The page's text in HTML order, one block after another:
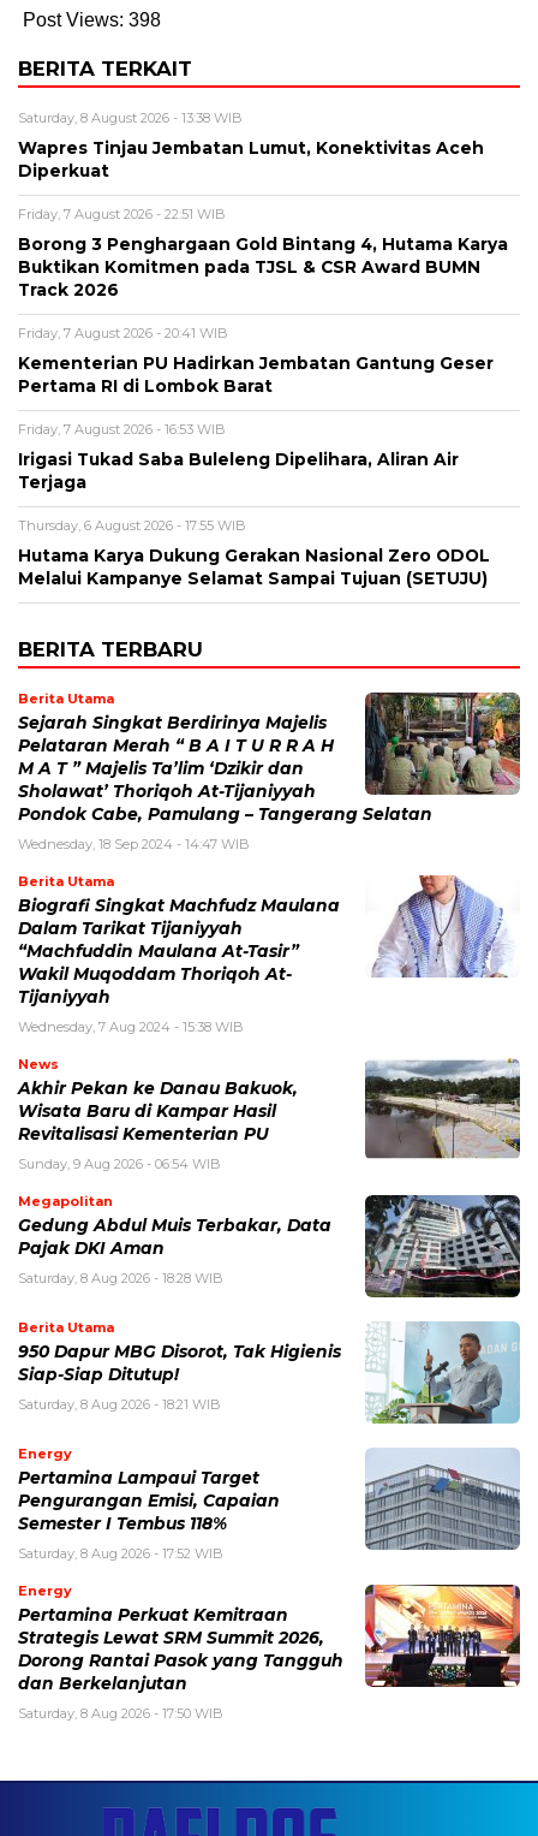
Post Views: 398
BERITA TERKAIT
Saturday, 8 August 2026 - 13:38 WIB
Wapres Tinjau Jembatan Lumut, Konektivitas Aceh
Diperkuat
Friday, 7 August 2026 - 22:51 WIB
Borong 3 Penghargaan Gold Bintang 4, Hutama Karya
Buktikan Komitmen pada TJSL & CSR Award BUMN
Track 2026
Friday, 7 August 2026 - 20:41 WIB
Kementerian PU Hadirkan Jembatan Gantung Geser
Pertama RI di Lombok Barat
Friday, 7 August 2026 - 16:53 WIB
Irigasi Tukad Saba Buleleng Dipelihara, Aliran Air
Terjaga
Thursday, 6 August 2026 - 17:55 WIB
Hutama Karya Dukung Gerakan Nasional Zero ODOL
Melalui Kampanye Selamat Sampai Tujuan (SETUJU)
BERITA TERBARU
Berita Utama
Sejarah Singkat Berdirinya Majelis
Pelataran Merah “ B A I T U R R A H
M A T ” Majelis Ta’lim ‘Dzikir dan
Sholawat’ Thoriqoh At-Tijaniyyah
Pondok Cabe, Pamulang – Tangerang Selatan
Wednesday, 18 Sep 2024 - 14:47 WIB
Berita Utama
Biografi Singkat Machfudz Maulana
Dalam Tarikat Tijaniyyah
“Machfuddin Maulana At-Tasir”
Wakil Muqoddam Thoriqoh At-
Tijaniyyah
Wednesday, 7 Aug 2024 - 15:38 WIB
News
Akhir Pekan ke Danau Bakuok,
Wisata Baru di Kampar Hasil
Revitalisasi Kementerian PU
Sunday, 9 Aug 2026 - 06:54 WIB
Megapolitan
Gedung Abdul Muis Terbakar, Data
Pajak DKI Aman
Saturday, 8 Aug 2026 - 18:28 WIB
Berita Utama
950 Dapur MBG Disorot, Tak Higienis
Siap-Siap Ditutup!
Saturday, 8 Aug 2026 - 18:21 WIB
Energy
Pertamina Lampaui Target
Pengurangan Emisi, Capaian
Semester I Tembus 118%
Saturday, 8 Aug 2026 - 17:52 WIB
Energy
Pertamina Perkuat Kemitraan
Strategis Lewat SRM Summit 2026,
Dorong Rantai Pasok yang Tangguh
dan Berkelanjutan
Saturday, 8 Aug 2026 - 17:50 WIB